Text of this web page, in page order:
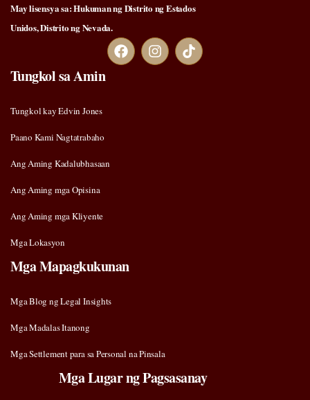
May lisensya sa: Hukuman ng Distrito ng Estados
Unidos, Distrito ng Nevada.
Tungkol sa Amin
Tungkol kay Edvin Jones
Paano Kami Nagtatrabaho
Ang Aming Kadalubhasaan
Ang Aming mga Opisina
Ang Aming mga Kliyente
Mga Lokasyon
Mga Mapagkukunan
Mga Blog ng Legal Insights
Mga Madalas Itanong
Mga Settlement para sa Personal na Pinsala
Mga Lugar ng Pagsasanay